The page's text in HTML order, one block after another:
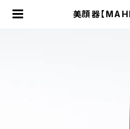
美顔器【